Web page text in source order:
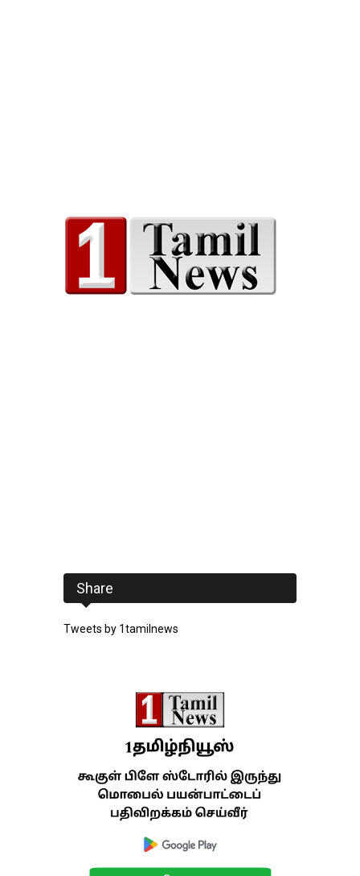
Share
Tweets by 1tamilnews